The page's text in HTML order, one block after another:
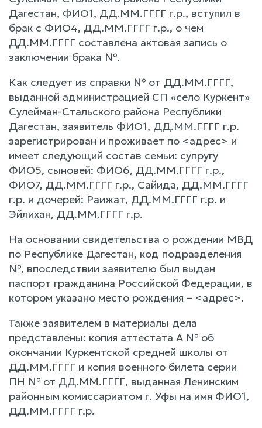
Дагестан, ФИО1, ДД.ММ.ГГГГ г.р., вступил в
брак с ФИО4, ДД.ММ.ГГГГ г.р., о чем
ДД.ММ.ГГГГ составлена актовая запись о
заключении брака №.
Как следует из справки № от ДД.ММ.ГГГГ,
выданной администрацией СП «село Куркент»
Сулейман-Стальского района Республики
Дагестан, заявитель ФИО1, ДД.ММ.ГГГГ г.р.
зарегистрирован и проживает по <адрес> и
имеет следующий состав семьи: супругу
ФИО5, сыновей: ФИО6, ДД.ММ.ГГГГ г.р.,
ФИО7, ДД.ММ.ГГГГ г.р., Сайида, ДД.ММ.ГГГГ
г.р. и дочерей: Раижат, ДД.ММ.ГГГГ г.р. и
Эйлихан, ДД.ММ.ГГГГ г.р.
На основании свидетельства о рождении МВД
по Республике Дагестан, код подразделения
№, впоследствии заявителю был выдан
паспорт гражданина Российской Федерации, в
котором указано место рождения – <адрес>.
Также заявителем в материалы дела
представлены: копия аттестата А № об
окончании Куркентской средней школы от
ДД.ММ.ГГГГ и копия военного билета серии
ПН № от ДД.ММ.ГГГГ, выданная Ленинским
районным комиссариатом г. Уфы на имя ФИО1,
ДД.ММ.ГГГГ г.р.